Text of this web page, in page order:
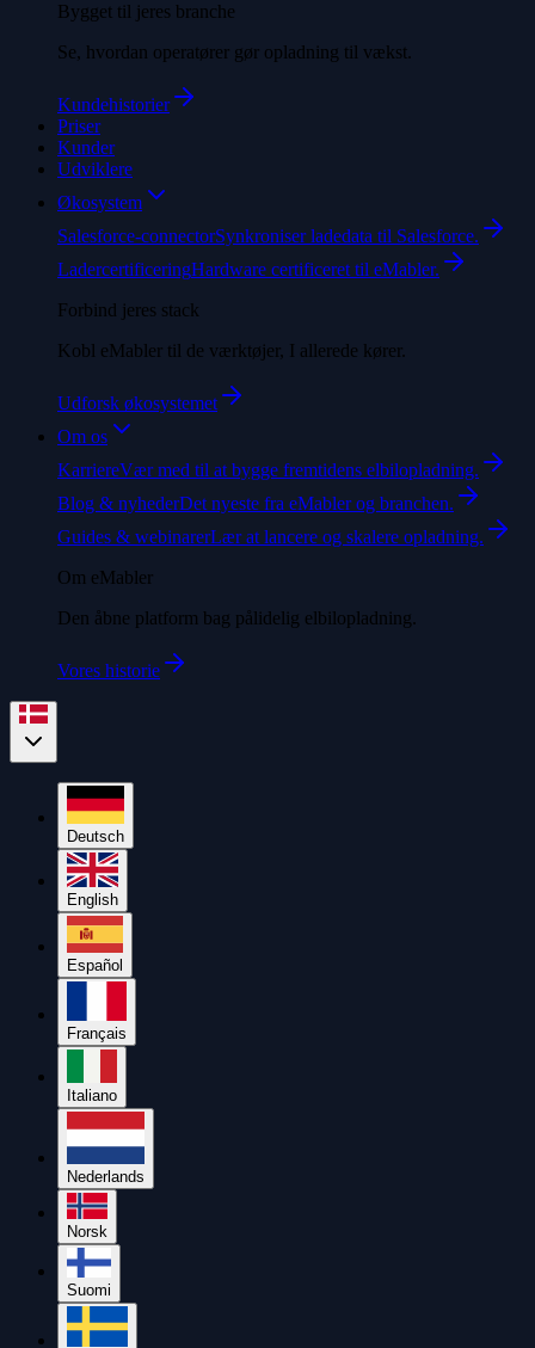
Bygget til jeres branche
Se, hvordan operatører gør opladning til vækst.
Kundehistorier
Priser
Kunder
Udviklere
Økosystem
Salesforce-connectorSynkroniser ladedata til Salesforce.
LadercertificeringHardware certificeret til eMabler.
Forbind jeres stack
Kobl eMabler til de værktøjer, I allerede kører.
Udforsk økosystemet
Om os
KarriereVær med til at bygge fremtidens elbilopladning.
Blog & nyhederDet nyeste fra eMabler og branchen.
Guides & webinarerLær at lancere og skalere opladning.
Om eMabler
Den åbne platform bag pålidelig elbilopladning.
Vores historie
Deutsch
English
Español
Français
Italiano
Nederlands
Norsk
Suomi